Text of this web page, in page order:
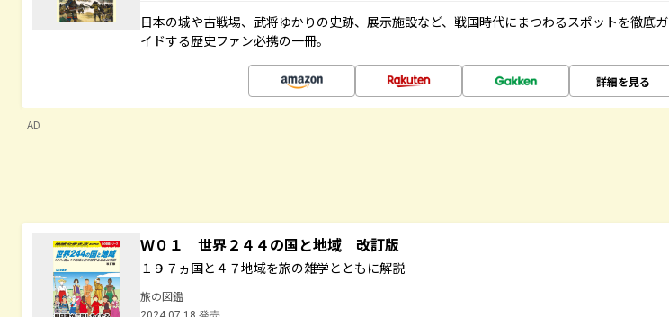
日本の城や古戦場、武将ゆかりの史跡、展示施設など、戦国時代にまつわるスポットを徹底ガ
イドする歴史ファン必携の一冊。
詳細を見る
AD
Ｗ０１ 世界２４４の国と地域 改訂版
１９７ヵ国と４７地域を旅の雑学とともに解説
旅の図鑑